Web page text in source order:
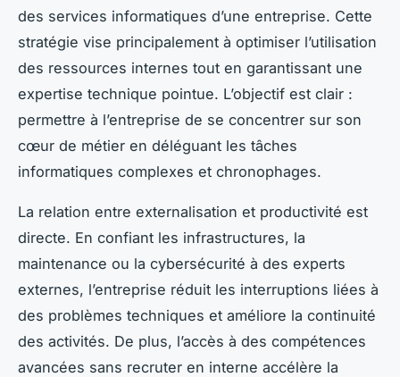
des services informatiques d’une entreprise. Cette
stratégie vise principalement à optimiser l’utilisation
des ressources internes tout en garantissant une
expertise technique pointue. L’objectif est clair :
permettre à l’entreprise de se concentrer sur son
cœur de métier en déléguant les tâches
informatiques complexes et chronophages.
La relation entre externalisation et productivité est
directe. En confiant les infrastructures, la
maintenance ou la cybersécurité à des experts
externes, l’entreprise réduit les interruptions liées à
des problèmes techniques et améliore la continuité
des activités. De plus, l’accès à des compétences
avancées sans recruter en interne accélère la